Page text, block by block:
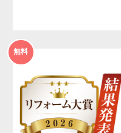
2026年
度
無料